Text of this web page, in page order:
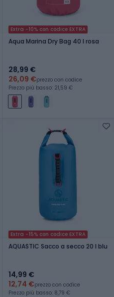
Extra -10% con codice EXTRA
Aqua Marina Dry Bag 40 l rosa
28,99 €
26,09 €prezzo con codice
Prezzo più basso: 21,59 €
Extra -15% con codice EXTRA
AQUASTIC Sacco a secco 20 l blu
14,99 €
12,74 €prezzo con codice
Prezzo più basso: 8,79 €